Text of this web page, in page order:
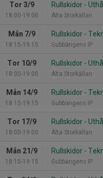
Tor 3/9
18:00-19:00
Rullskidor -
Älta Storkällan
Mån 7/9
18:15-19:15
Rullskidor -
Gubbängens IP
Tor 10/9
18:00-19:00
Rullskidor -
Älta Storkällan
Mån 14/9
18:15-19:15
Rullskidor -
Gubbängens IP
Tor 17/9
18:00-19:00
Rullskidor -
Älta Storkällan
Mån 21/9
18:15-19:15
Rullskidor -
Gubbängens IP